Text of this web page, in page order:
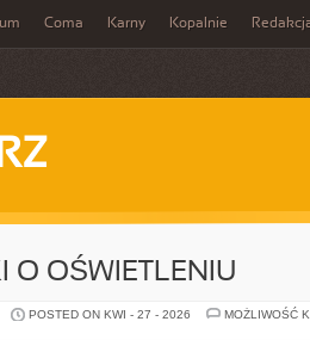
Coma Karny Kopalnie
O OŚWIETLENIU
POSTED ON KWI - 27 - 2026
MOŻLIWOŚĆ